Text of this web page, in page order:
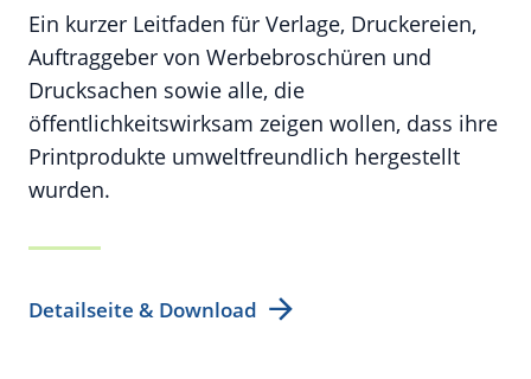
Ein kurzer Leitfaden für Verlage, Druckereien,
Auftraggeber von Werbebroschüren und
Drucksachen sowie alle, die
öffentlichkeitswirksam zeigen wollen, dass ihre
Printprodukte umweltfreundlich hergestellt
wurden.
Detailseite & Download